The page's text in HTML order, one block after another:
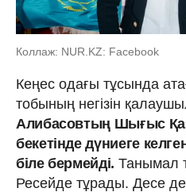
Коллаж: NUR.KZ: Facebook
Кеңес одағы тұсында
тобының негізін
Алибасовтың Шығыс
бекетінде дүниеге
біле бермейді. Танымал
Ресейде тұрады. Десе